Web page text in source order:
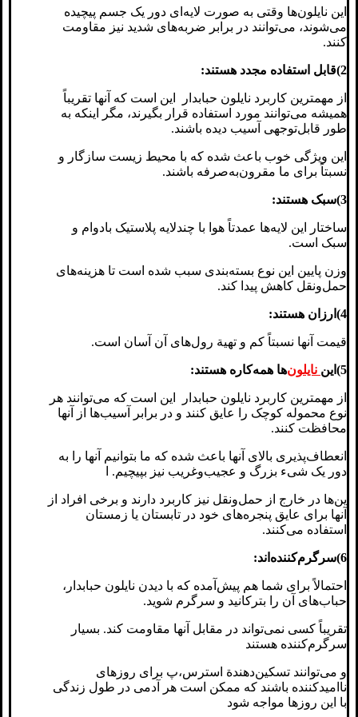
این نایلون‌ها وقتی به صورت لایه‌ای دور یک جسم پیچیده
می‌شوند، می‌توانند در برابر ضربه‌های شدید نیز مقاومت
کنند.
2)قابل ‌استفاده مجدد هستند:
از مهمترین کاربرد نایلون حبابدار این است که آن‎ها تقریباً
همیشه می‌توانند مورد استفاده قرار بگیرند، مگر اینکه به
طور قابل‌توجهی آسیب ‌دیده باشند.
این ویژگی خوب باعث شده که با محیط‌ زیست سازگار و
نسبتاً برای ما مقرون‌به‌صرفه باشند.
3)سبک هستند:
ساختار این لایه‌ها عمدتاً هوا با چندلایه پلاستیک بادوام و
سبک است.
وزن پایین این نوع بسته‌بندی سبب شده است تا هزینه‌های
حمل‌ونقل کاهش پیدا کند.
4)ارزان هستند:
قیمت آنها نسبتاً کم و تهیة رول‌های آن آسان است.
5)این نایلون‌ها همه‌کاره هستند:
از مهمترین کاربرد نایلون حبابدار این است که می‌توانند هر
نوع محموله کوچک را عایق کنند و در برابر آسیب‌ها از آنها
محافظت کنند.
انعطاف‌پذیری بالای آنها باعث شده که ما بتوانیم آنها را به
دور یک شیء بزرگ و عجیب‌وغریب نیز بپیچیم. ا
ین‌ها در خارج از حمل‌ونقل نیز کاربرد دارند و برخی افراد از
آنها برای عایق پنجره‌های خود در تابستان یا زمستان
استفاده می‌کنند.
6)سرگرم‌کننده‌اند:
احتمالاً برای شما هم پیش‌آمده که با دیدن نایلون حبابدار،
حباب‌های آن را بترکانید و سرگرم شوید.
تقریباً کسی نمی‌تواند در مقابل آنها مقاومت کند. بسیار
سرگرم‌کننده هستند
و می‌توانند تسکین‌دهندة استرس،پ برای روزهای
ناامیدکننده باشند که ممکن است هر آدمی در طول زندگی
با این روزها مواجه شود